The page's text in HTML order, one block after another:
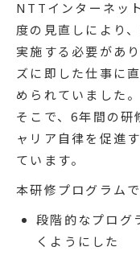
NTTインターネッ
度の見直しにより
実施する必要があ
ズに即した仕事に
められていました。
そこで、6年間の研
ャリア自律を促進
ています。
本研修プログラムで
段階的なプログ
くようにした